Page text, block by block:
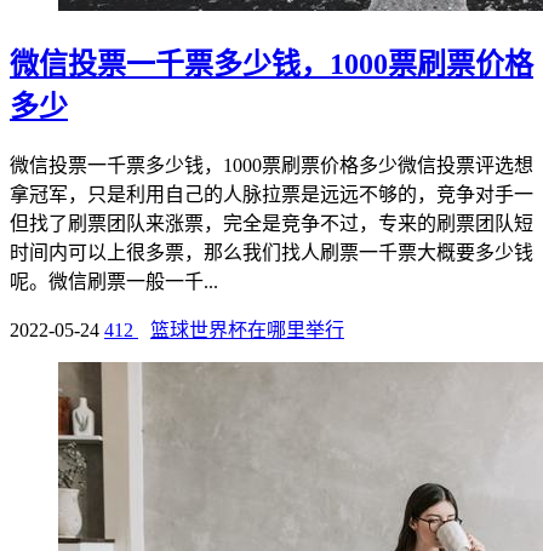
微信投票一千票多少钱，1000票刷票价格
多少
微信投票一千票多少钱，1000票刷票价格多少微信投票评选想
拿冠军，只是利用自己的人脉拉票是远远不够的，竞争对手一
但找了刷票团队来涨票，完全是竞争不过，专来的刷票团队短
时间内可以上很多票，那么我们找人刷票一千票大概要多少钱
呢。微信刷票一般一千...
2022-05-24 412 篮球世界杯在哪里举行